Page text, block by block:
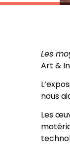
Les
Art &
nous
Les